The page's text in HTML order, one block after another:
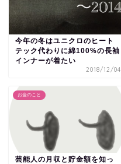
今年の冬はユニクロのヒート
テック代わりに綿100%の長袖
インナーが着たい
2018/12/04
お金のこと
芸能人の月収と貯金額を知っ